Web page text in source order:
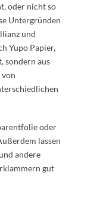
oder nicht so
Untergründen
und
Yupo Papier,
sondern aus
oder
lassen
andere
gut